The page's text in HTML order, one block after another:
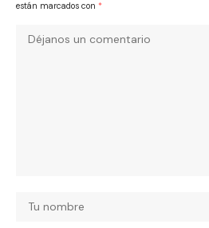
están marcados con *